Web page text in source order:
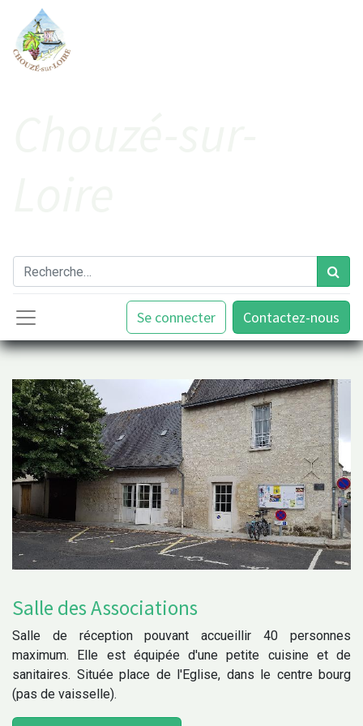
Se connecter Contactez-nous
Salle des Associations
Salle de réception pouvant accueillir 40 personnes
maximum. Elle est équipée d'une petite cuisine et de
sanitaires. Située place de l'Eglise, dans le centre bourg
(pas de vaisselle).